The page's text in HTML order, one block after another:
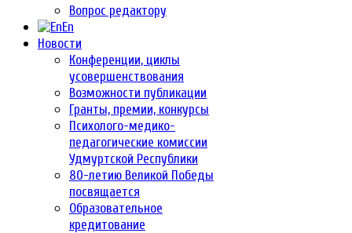
Вопрос редактору
En
Новости
Конференции, циклы
усовершенствования
Возможности публикации
Гранты, премии, конкурсы
Психолого-медико-
педагогические комиссии
Удмуртской Республики
80-летию Великой Победы
посвящается
Образовательное
кредитование